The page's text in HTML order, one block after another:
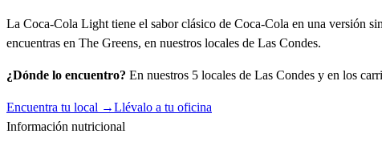
La Coca-Cola Light tiene el sabor clásico de Coca-Cola en una versión
encuentras en The Greens, en nuestros locales de Las Condes.
¿Dónde lo encuentro? En nuestros 5 locales de Las Condes y en los
Encuentra tu local →Llévalo a tu oficina
Información nutricional